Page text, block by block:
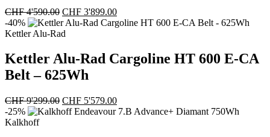
CHF4'590.00 Ursprünglicher
Preis
war:
CHF 3'899.00Aktueller
Preis
-40%
Kettler Alu-Rad
Kettler Alu-Rad Cargoline HT 600 E-CA
Belt – 625Wh
CHF9'299.00 Ursprünglicher
Preis
CHF 5'579.00Aktueller
Preis
-25%
Kalkhoff